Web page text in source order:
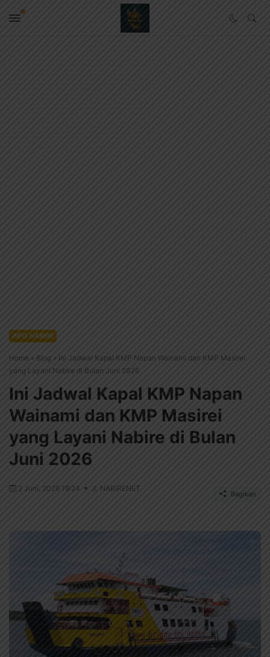
INFO NABIRE
Home » Blog » Ini Jadwal Kapal KMP Napan Wainami dan KMP Masirei
yang Layani Nabire di Bulan Juni 2026
Ini Jadwal Kapal KMP Napan
Wainami dan KMP Masirei
yang Layani Nabire di Bulan
Juni 2026
2 Juni, 2026 19:24 NABIRENET
Bagikan